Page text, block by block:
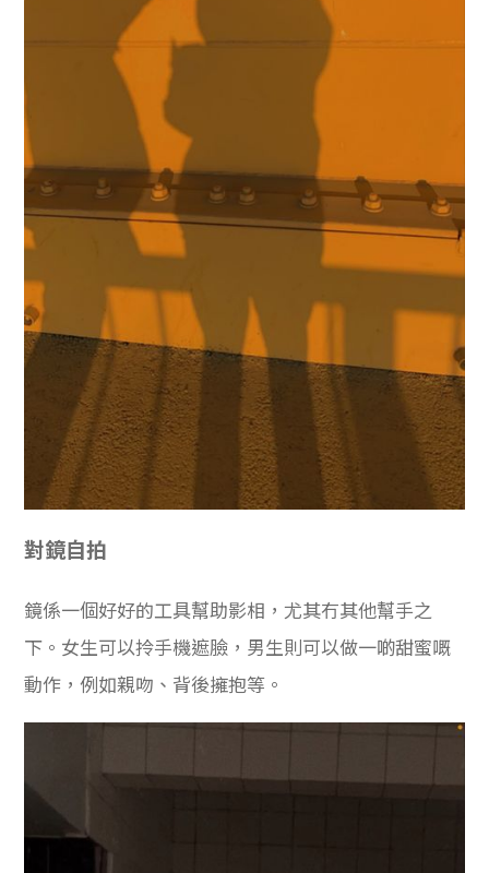
對鏡自拍
鏡係一個好好的工具幫助影相，尤其冇其他幫手之
下。女生可以拎手機遮臉，男生則可以做一啲甜蜜嘅
動作，例如親吻、背後擁抱等。